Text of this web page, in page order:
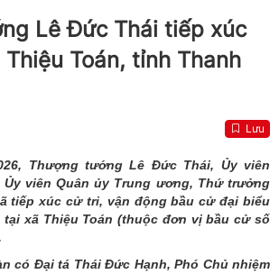
Lê Đức Thái tiếp xúc
Toán, tỉnh Thanh
Lưu
Thượng tướng Lê Đức Thái, Ủy viên
viên Quân ủy Trung ương, Thứ trưởng
tiếp xúc cử tri, vận động bầu cử đại biểu
tại xã Thiệu Toán (thuộc đơn vị bầu cử số
có Đại tá Thái Đức Hạnh, Phó Chủ nhiệm